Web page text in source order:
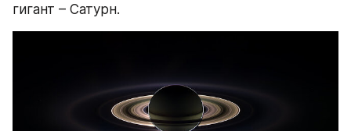
гигант – Сатурн.